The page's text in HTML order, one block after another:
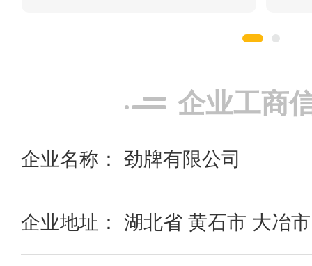
企业工商
企业名称： 劲牌有限公司
企业地址： 湖北省 黄石市 大冶